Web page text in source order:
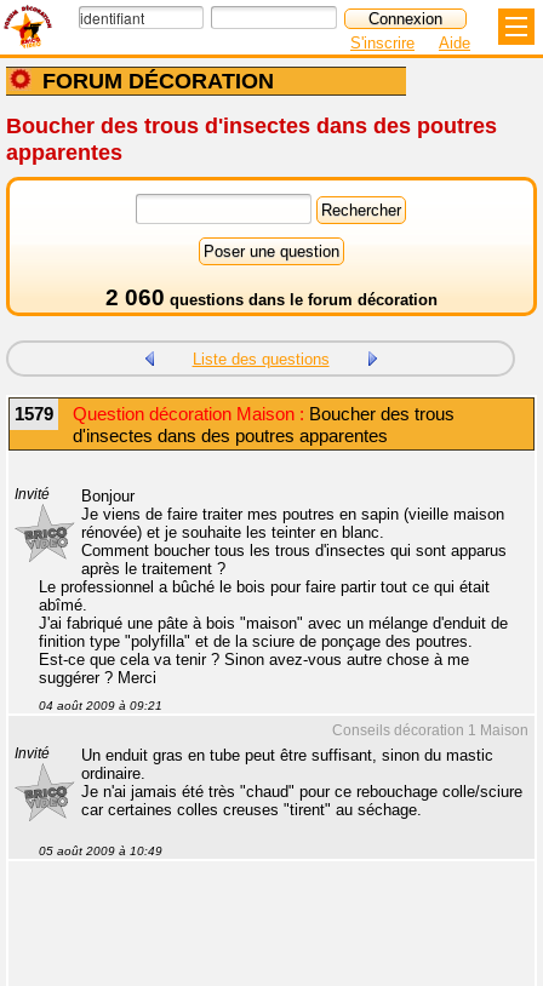
FORUM DÉCORATION
S'inscrire Aide
Boucher des trous d'insectes dans des poutres
apparentes
2 060 questions dans le forum décoration
Liste des questions
1579 Question décoration Maison : Boucher des trous
d'insectes dans des poutres apparentes
Invité
Bonjour
Je viens de faire traiter mes poutres en sapin (vieille maison
rénovée) et je souhaite les teinter en blanc.
Comment boucher tous les trous d'insectes qui sont apparus
après le traitement ?
Le professionnel a bûché le bois pour faire partir tout ce qui était
abîmé.
J'ai fabriqué une pâte à bois "maison" avec un mélange d'enduit de
finition type "polyfilla" et de la sciure de ponçage des poutres.
Est-ce que cela va tenir ? Sinon avez-vous autre chose à me
suggérer ? Merci
04 août 2009 à 09:21
Conseils décoration 1 Maison
Invité
Un enduit gras en tube peut être suffisant, sinon du mastic
ordinaire.
Je n'ai jamais été très "chaud" pour ce rebouchage colle/sciure
car certaines colles creuses "tirent" au séchage.
05 août 2009 à 10:49